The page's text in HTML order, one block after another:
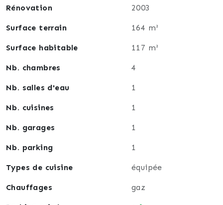
en Immobilier lfimmo.
Rénovation 2003
Surface terrain 164 m²
Surface habitable 117 m²
Nb. chambres 4
Nb. salles d'eau 1
Nb. cuisines 1
Nb. garages 1
Nb. parking 1
Types de cuisine équipée
Chauffages gaz